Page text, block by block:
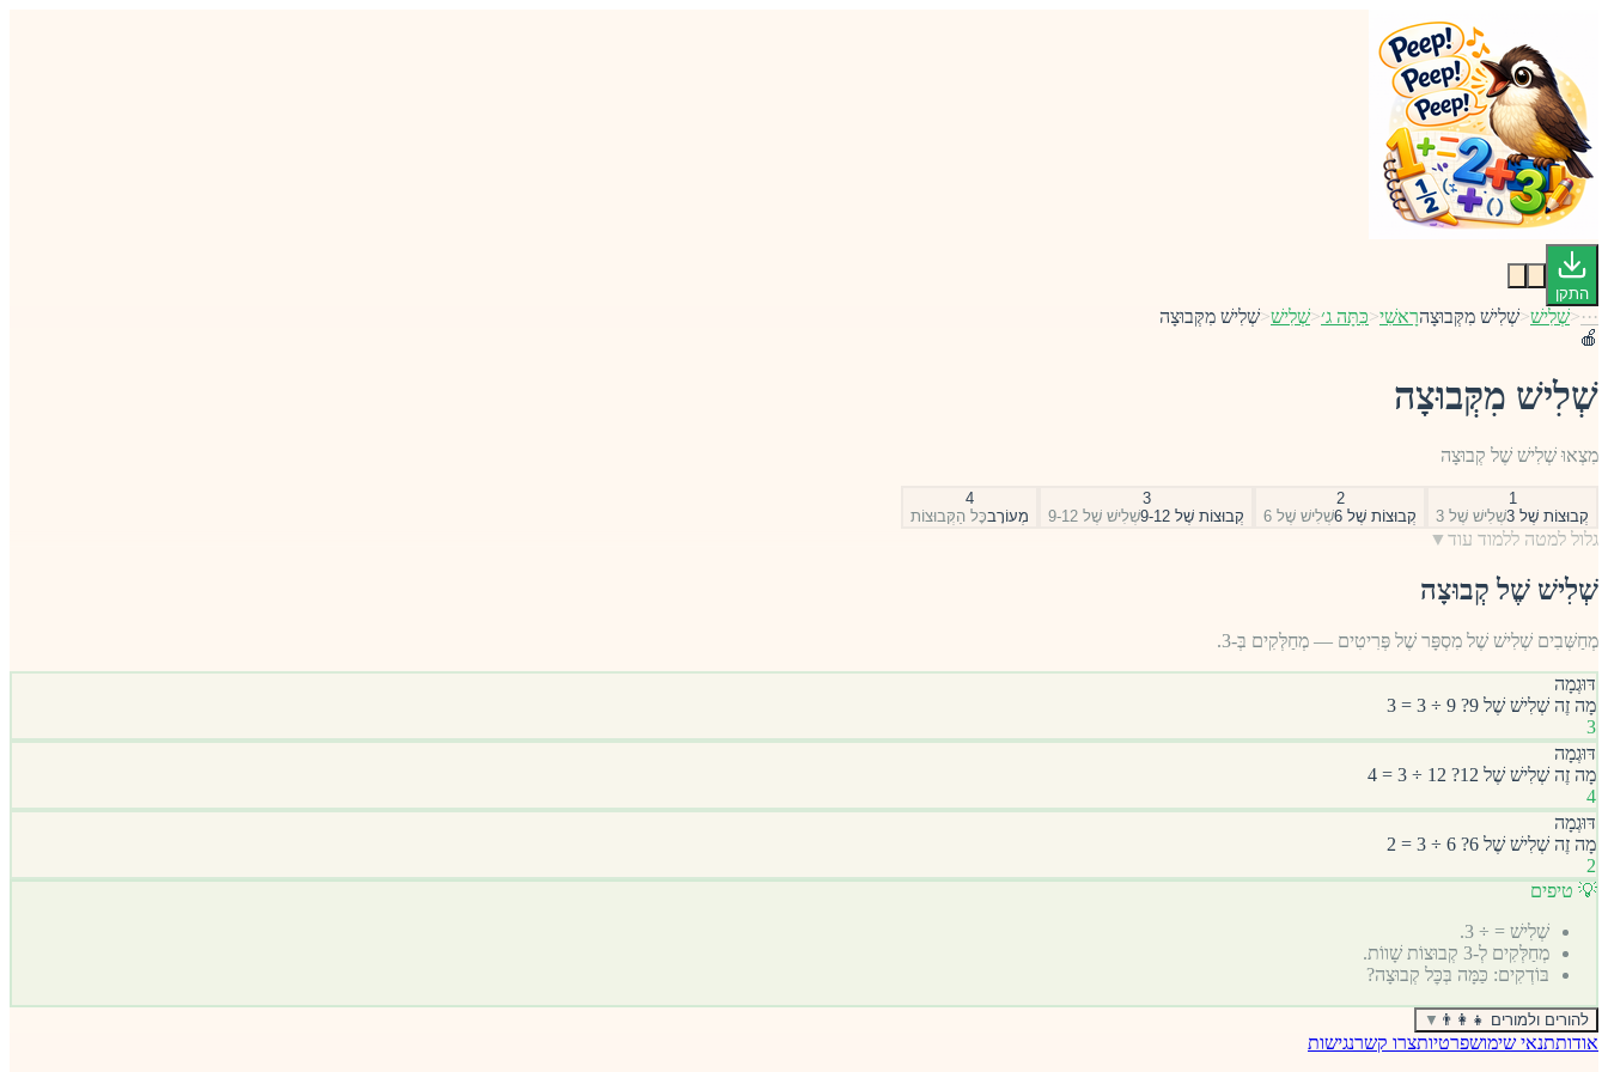
התקן
···
<שְׁלִישׁ<שְׁלִישׁ מִקְּבוּצָהרָאשִׁי<כִּתָּה ג׳<שְׁלִישׁ<שְׁלִישׁ מִקְּבוּצָה
🍎
שְׁלִישׁ מִקְּבוּצָה
מִצְאוּ שְׁלִישׁ שֶׁל קְבוּצָה
1
קְבוּצוֹת שֶׁל 3
שְׁלִישׁ שֶׁל 3
2
קְבוּצוֹת שֶׁל 6
שְׁלִישׁ שֶׁל 6
3
קְבוּצוֹת שֶׁל 9-12
שְׁלִישׁ שֶׁל 9-12
4
מְעוֹרָבכׇּל הַקְּבוּצוֹת
גלול למטה ללמוד עוד ▼
שְׁלִישׁ שֶׁל קְבוּצָה
מְחַשְּׁבִים שְׁלִישׁ שֶׁל מִסְפָּר שֶׁל פְּרִיטִים — מְחַלְּקִים בְּ-3.
דּוּגְמָה
מָה זֶה שְׁלִישׁ שֶׁל 9? 9 ÷ 3 = 3
3
דּוּגְמָה
מָה זֶה שְׁלִישׁ שֶׁל 12? 12 ÷ 3 = 4
4
דּוּגְמָה
מָה זֶה שְׁלִישׁ שֶׁל 6? 6 ÷ 3 = 2
2
💡 טיפים
שְׁלִישׁ = ÷ 3.
מְחַלְּקִים לְ-3 קְבוּצוֹת שָׁווֹת.
בּוֹדְקִים: כַּמָּה בְּכׇּל קְבוּצָה?
להורים ולמורים 👨‍👩‍👧 ▼
אודותתנאי שימושפרטיותצרו קשרנגישות